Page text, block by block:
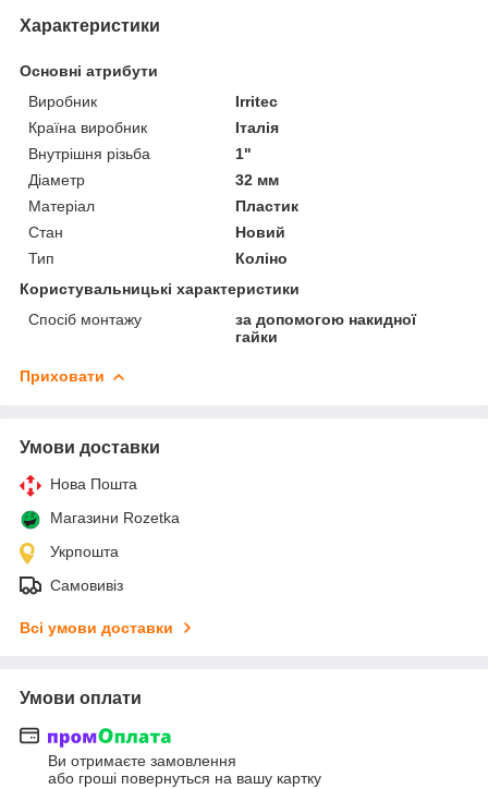
Характеристики
Основні атрибути
Виробник
Irritec
Країна виробник
Італія
Внутрішня різьба
1"
Діаметр
32 мм
Матеріал
Пластик
Стан
Новий
Тип
Коліно
Користувальницькі характеристики
Спосіб монтажу
за допомогою накидної
гайки
Приховати
Умови доставки
Нова Пошта
Магазини Rozetka
Укрпошта
Самовивіз
Всі умови доставки
Умови оплати
Ви отримаєте замовлення
або гроші повернуться на вашу картку